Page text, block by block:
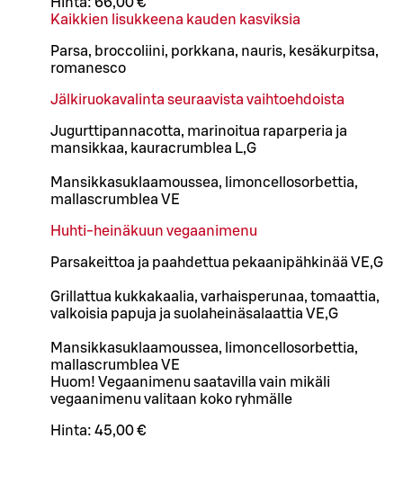
Kaikkien lisukkeena kauden kasviksia
Parsa, broccoliini, porkkana, nauris, kesäkurpitsa,
romanesco
Jälkiruokavalinta seuraavista vaihtoehdoista
Jugurttipannacotta, marinoitua raparperia ja
mansikkaa, kauracrumblea L,G
Mansikkasuklaamoussea, limoncellosorbettia,
mallascrumblea VE
Huhti-heinäkuun vegaanimenu
Parsakeittoa ja paahdettua pekaanipähkinää VE,G
Grillattua kukkakaalia, varhaisperunaa, tomaattia,
valkoisia papuja ja suolaheinäsalaattia VE,G
Mansikkasuklaamoussea, limoncellosorbettia,
mallascrumblea VE
Huom! Vegaanimenu saatavilla vain mikäli
vegaanimenu valitaan koko ryhmälle
Hinta: 45,00 €